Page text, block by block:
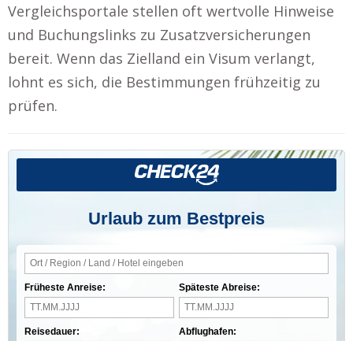
Vergleichsportale stellen oft wertvolle Hinweise
und Buchungslinks zu Zusatzversicherungen
bereit. Wenn das Zielland ein Visum verlangt,
lohnt es sich, die Bestimmungen frühzeitig zu
prüfen.
Urlaub zum Bestpreis
Früheste Anreise:
Reisedauer:
Späteste Abreise:
Abflughafen: